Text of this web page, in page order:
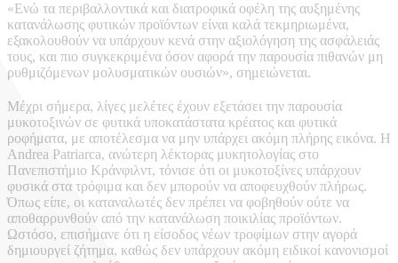
«Ενώ τα περιβαλλοντικά και διατροφικά οφέλη της αυξημένης
κατανάλωσης φυτικών προϊόντων είναι καλά τεκμηριωμένα,
εξακολουθούν να υπάρχουν κενά στην αξιολόγηση της ασφάλειάς
τους, και πιο συγκεκριμένα όσον αφορά την παρουσία πιθανών μη
ρυθμιζόμενων μολυσματικών ουσιών», σημειώνεται.
Μέχρι σήμερα, λίγες μελέτες έχουν εξετάσει την παρουσία
μυκοτοξινών σε φυτικά υποκατάστατα κρέατος και φυτικά
ροφήματα, με αποτέλεσμα να μην υπάρχει ακόμη πλήρης εικόνα. Η
Andrea Patriarca, ανώτερη λέκτορας μυκητολογίας στο
Πανεπιστήμιο Κράνφιλντ, τόνισε ότι οι μυκοτοξίνες υπάρχουν
φυσικά στα τρόφιμα και δεν μπορούν να αποφευχθούν πλήρως.
Όπως είπε, οι καταναλωτές δεν πρέπει να φοβηθούν ούτε να
αποθαρρυνθούν από την κατανάλωση ποικιλίας προϊόντων.
Ωστόσο, επισήμανε ότι η είσοδος νέων τροφίμων στην αγορά
δημιουργεί ζήτημα, καθώς δεν υπάρχουν ακόμη ειδικοί κανονισμοί